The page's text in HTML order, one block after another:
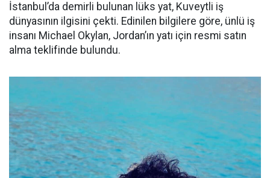
İstanbul’da demirli bulunan lüks yat, Kuveytli iş
dünyasının ilgisini çekti. Edinilen bilgilere göre, ünlü iş
insanı Michael Okylan, Jordan’ın yatı için resmi satın
alma teklifinde bulundu.